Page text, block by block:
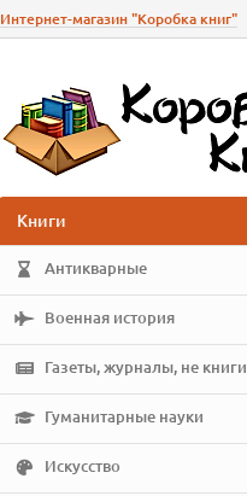
Интернет-магазин "Коробка книг"
Книги
Антикварные
Военная история
Газеты, журналы, не книги
Гуманитарные науки
Искусство